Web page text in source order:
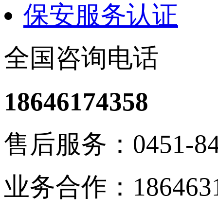
保安服务认证
全国咨询电话
18646174358
售后服务：0451-
业务合作：